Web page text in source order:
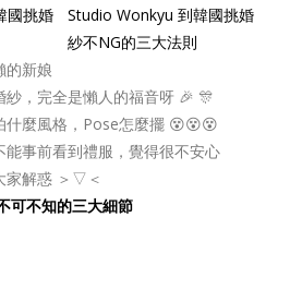
的新娘
，完全是懶人的福音呀 🎉 🎊
什麼風格，Pose怎麼擺 😵😵😵
事前看到禮服，覺得很不安心
家解惑 ＞▽＜
可不知的三大細節